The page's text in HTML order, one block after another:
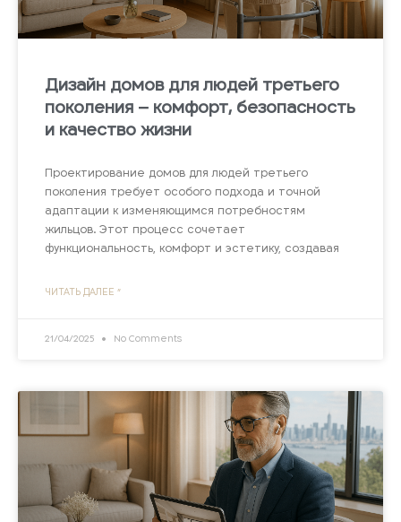
Дизайн домов для людей третьего
поколения – комфорт, безопасность
и качество жизни
Проектирование домов для людей третьего
поколения требует особого подхода и точной
адаптации к изменяющимся потребностям
жильцов. Этот процесс сочетает
функциональность, комфорт и эстетику, создавая
ЧИТАТЬ ДАЛЕЕ "
21/04/2025 No Comments